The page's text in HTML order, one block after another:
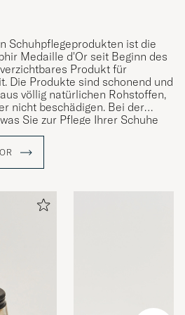
med i den kategorin,
AUF CAREOFCARL.SE
på några slitna
CAREOFCARL.SE
AM AUF CAREOFCARL.SE
Schuhpflegeprodukten ist die
Medaille d'Or seit Beginn des
Produkt für
Die Produkte sind schonend und
völlig natürlichen Rohstoffen,
nicht beschädigen. Bei der
Sie zur Pflege Ihrer Schuhe